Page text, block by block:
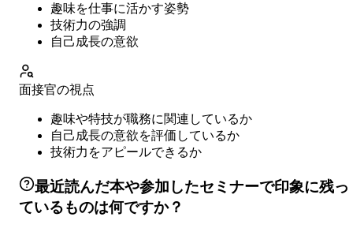
趣味を仕事に活かす姿勢
技術力の強調
自己成長の意欲
面接官の視点
趣味や特技が職務に関連しているか
自己成長の意欲を評価しているか
技術力をアピールできるか
最近読んだ本や参加したセミナーで印象に残っ
ているものは何ですか？